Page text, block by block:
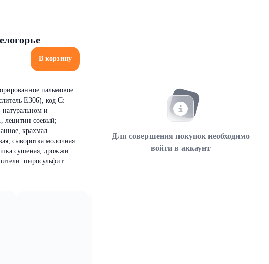
В корзину
пальмовое
Е306), код С:
и
лецитин соевый;
крахмал
сыворотка молочная
сушеная, дрожжи
пиросульфит
Для совершения покупок необходимо
войти в аккаунт